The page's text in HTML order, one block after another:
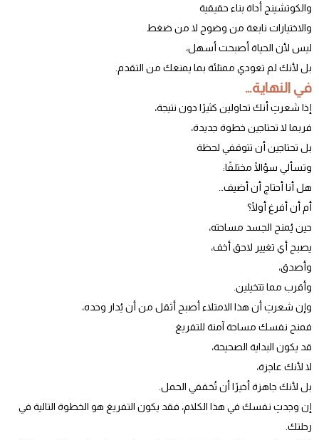
والكوتشينج أداة بناء حقيقية
والاختيارات نابعة من وضوح لا من ضغط
ليس لأن الحياة أصبحت أسهل،
بل لأنك لم تعودي ممتلئة بما يمنعك من التقدم.
في النهاية…
إذا شعرتِ أنك تحاولين كثيرًا دون نتيجة،
فربما لا تحتاجين خطوة جديدة،
بل تحتاجين أن تتوقفي لحظة
وتسألي سؤالًا مختلفًا:
هل أنا أحتاج أن أضيف…
أم أن أفرغ أولًا؟
حين يُمنح الجسد مساحته،
يصبح أي تغيير لاحق أخف،
وأصدق،
وأقرب مما تتخيلين.
وإن شعرتِ أن هذا الامتلاء أصبح أثقل من أن يُدار وحده،
فمنح نفسك مساحة آمنة للتفريغ
قد يكون البداية الصحيحة،
لا لأنك عاجزة،
بل لأنك جاهزة أخيرًا أن تُخففي الحمل.
إن وجدتِ نفسك في هذا الكلام، فقد يكون التفريغ هو الخطوة التالية في
رحلتك.